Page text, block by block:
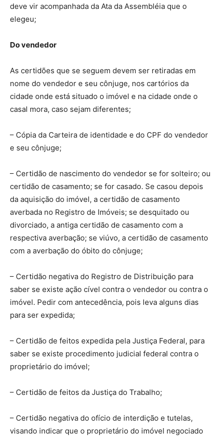
deve vir acompanhada da Ata da Assembléia que o
elegeu;
Do vendedor
As certidões que se seguem devem ser retiradas em
nome do vendedor e seu cônjuge, nos cartórios da
cidade onde está situado o imóvel e na cidade onde o
casal mora, caso sejam diferentes;
– Cópia da Carteira de identidade e do CPF do vendedor
e seu cônjuge;
– Certidão de nascimento do vendedor se for solteiro; ou
certidão de casamento; se for casado. Se casou depois
da aquisição do imóvel, a certidão de casamento
averbada no Registro de Imóveis; se desquitado ou
divorciado, a antiga certidão de casamento com a
respectiva averbação; se viúvo, a certidão de casamento
com a averbação do óbito do cônjuge;
– Certidão negativa do Registro de Distribuição para
saber se existe ação cível contra o vendedor ou contra o
imóvel. Pedir com antecedência, pois leva alguns dias
para ser expedida;
– Certidão de feitos expedida pela Justiça Federal, para
saber se existe procedimento judicial federal contra o
proprietário do imóvel;
– Certidão de feitos da Justiça do Trabalho;
– Certidão negativa do ofício de interdição e tutelas,
visando indicar que o proprietário do imóvel negociado